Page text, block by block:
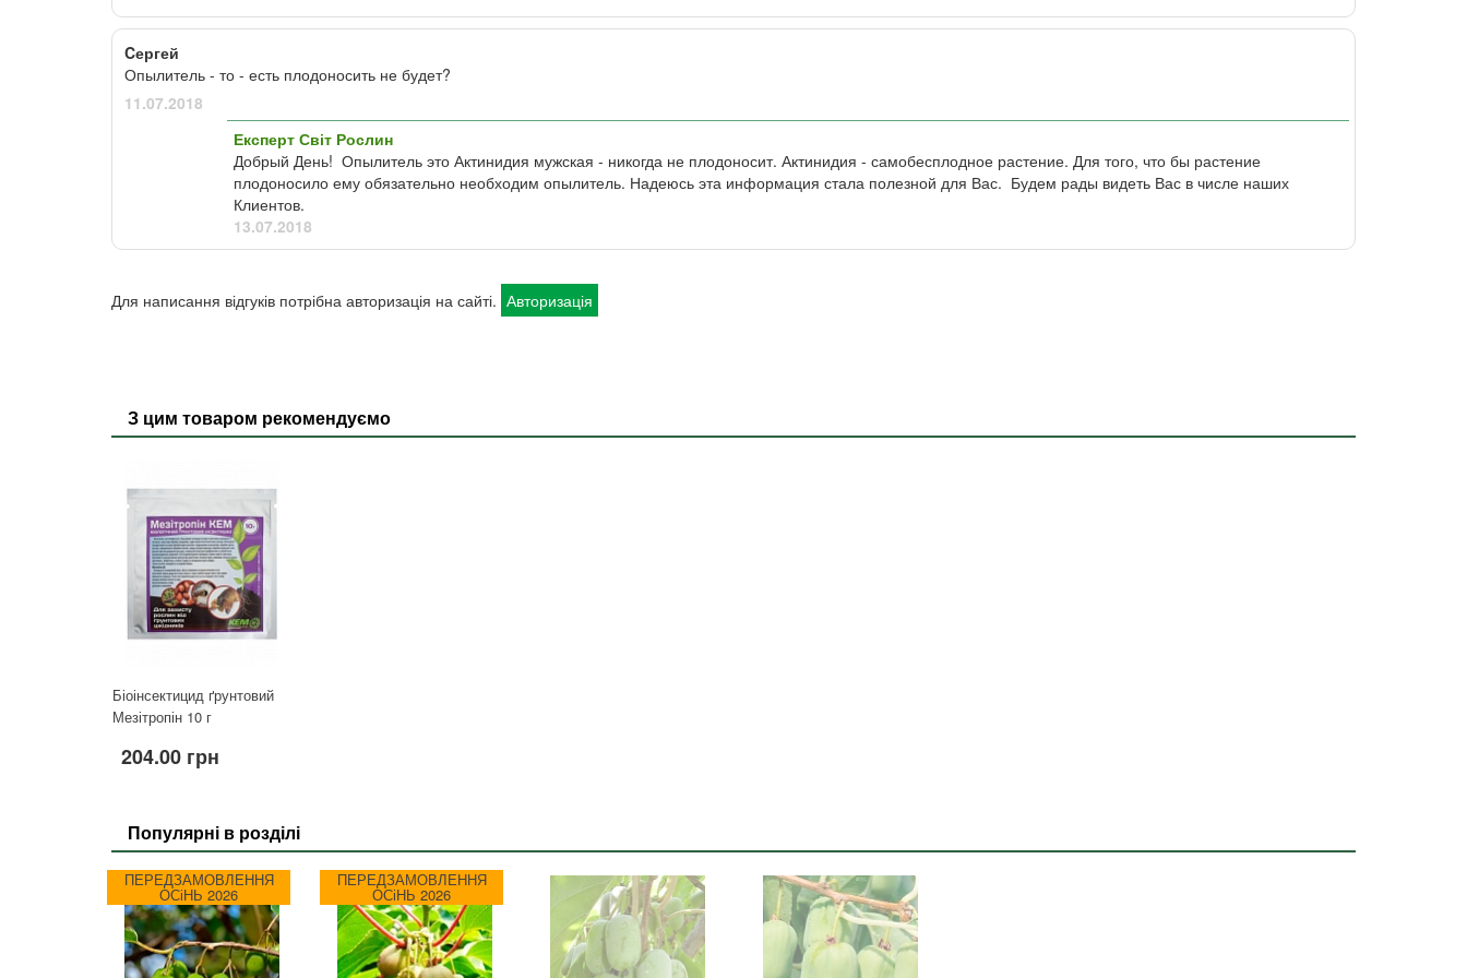
Cергей
Опылитель - то - есть плодоносить не будет?
11.07.2018
Експерт Світ Рослин
Добрый День! Опылитель это Актинидия мужская - никогда не плодоносит. Актинидия - самобесплодное растение. Для того, что бы растение
плодоносило ему обязательно необходим опылитель. Надеюсь эта информация стала полезной для Вас. Будем рады видеть Вас в числе наших
Клиентов.
13.07.2018
Для написання відгуків потрібна авторизація на сайті. Авторизація
З цим товаром рекомендуємо
Біоінсектицид ґрунтовий
Мезітропін 10 г
204.00 грн
Популярні в розділі
ПЕРЕДЗАМОВЛЕННЯ
ОСіНЬ 2026
ПЕРЕДЗАМОВЛЕННЯ
ОСіНЬ 2026